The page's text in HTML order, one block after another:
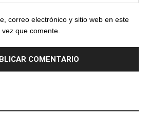
correo electrónico y sitio web en este
que comente.